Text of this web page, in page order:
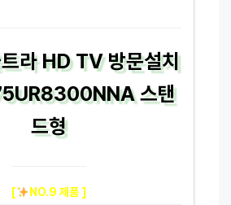
라 HD TV 방문설치
스탠
드형
[ NO.9 제품 ]